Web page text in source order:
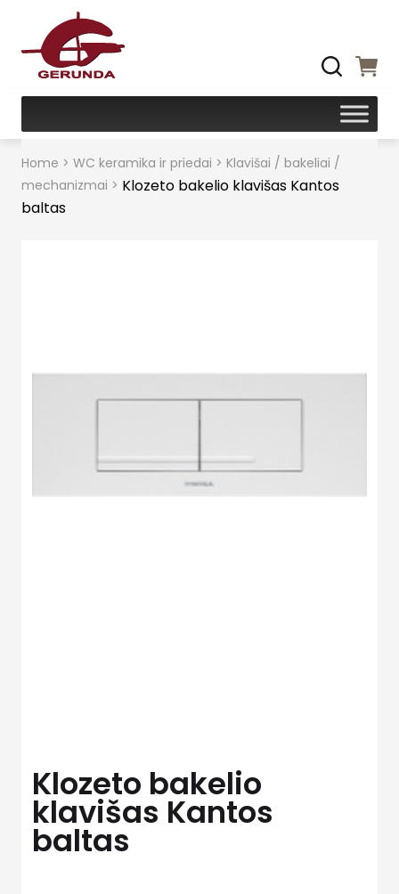
Home > WC keramika ir priedai > Klavišai / bakeliai /
mechanizmai > Klozeto bakelio klavišas Kantos
baltas
Klozeto bakelio
klavišas Kantos
baltas